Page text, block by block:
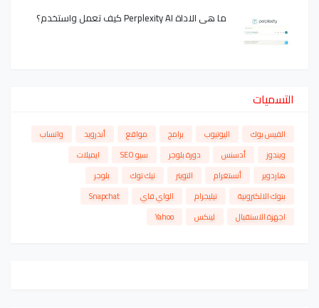
ما هي الاداة Perplexity AI كيف تعمل واستخدم؟
التسميات
الفيس بوك اليوتيوب برامج مواقع أندرويد
واتساب
ويندوز
أدسنس دورة بلوجر سيو SEO
ايميلات
هاردوير
أنستغرام التويتر تيك توك
بلوجر
بنوك الالكترونية
تيليجرام الواي فاي
Snapchat
اجهزة الاستقبال
لينكس Yahoo